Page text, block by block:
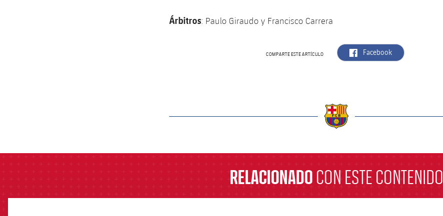
Árbitros: Paulo Giraudo y Francisco Carrera
COMPARTE ESTE ARTÍCULO label.aria.facebook
Facebook
RELACIONADO CON ESTE CONTENIDO